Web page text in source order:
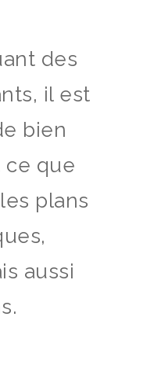
des
il est
bien
ce que
plans
aussi